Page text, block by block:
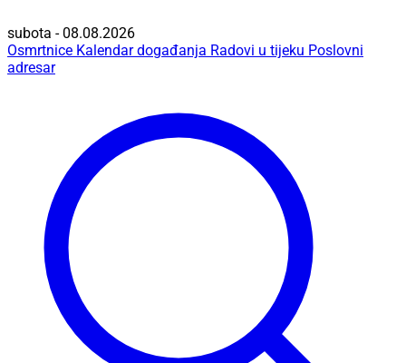
subota - 08.08.2026
Osmrtnice Kalendar događanja Radovi u tijeku Poslovni
adresar